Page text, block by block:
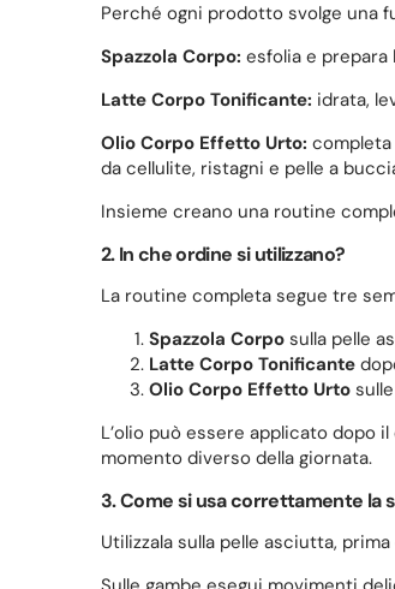
Perché ogni prodotto svolge una
Spazzola Corpo: esfolia e prepara
Latte Corpo Tonificante: idrata,
Olio Corpo Effetto Urto:
da cellulite, ristagni e pelle a
Insieme creano una routine
2. In che ordine si utilizzano?
La routine completa segue tre
Spazzola Corposulla pelle
Latte Corpo Tonificante
Olio Corpo Effetto Urto
L’olio può essere applicato dopo
momento diverso della giornata.
3. Come si usa correttamente la
Utilizzala sulla pelle asciutta,